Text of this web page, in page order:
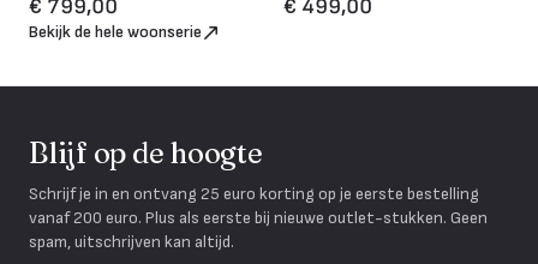
€ 799,00 € 499,00
Bekijk de hele woonserie
Blijf op de hoogte
Schrijf je in en ontvang 25 euro korting op je eerste bestelling
vanaf 200 euro. Plus als eerste bij nieuwe outlet-stukken. Geen
spam, uitschrijven kan altijd.